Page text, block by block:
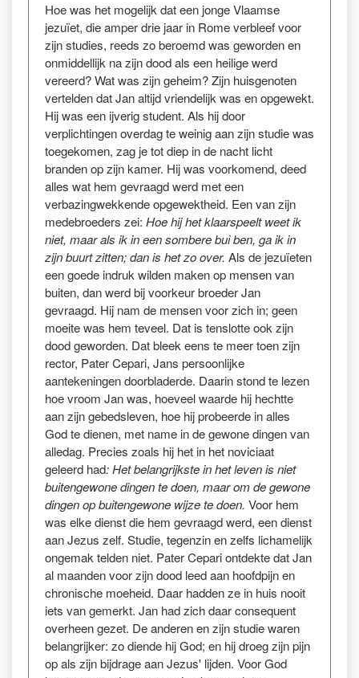
Hoe was het mogelijk dat een jonge Vlaamse
jezuïet, die amper drie jaar in Rome verbleef voor
zijn studies, reeds zo beroemd was geworden en
onmiddellijk na zijn dood als een heilige werd
vereerd? Wat was zijn geheim? Zijn huisgenoten
vertelden dat Jan altijd vriendelijk was en opgewekt.
Hij was een ijverig student. Als hij door
verplichtingen overdag te weinig aan zijn studie was
toegekomen, zag je tot diep in de nacht licht
branden op zijn kamer. Hij was voorkomend, deed
alles wat hem gevraagd werd met een
verbazingwekkende opgewektheid. Een van zijn
medebroeders zei: Hoe hij het klaarspeelt weet ik
niet, maar als ik in een sombere bui ben, ga ik in
zijn buurt zitten; dan is het zo over. Als de jezuïeten
een goede indruk wilden maken op mensen van
buiten, dan werd bij voorkeur broeder Jan
gevraagd. Hij nam de mensen voor zich in; geen
moeite was hem teveel. Dat is tenslotte ook zijn
dood geworden. Dat bleek eens te meer toen zijn
rector, Pater Cepari, Jans persoonlijke
aantekeningen doorbladerde. Daarin stond te lezen
hoe vroom Jan was, hoeveel waarde hij hechtte
aan zijn gebedsleven, hoe hij probeerde in alles
God te dienen, met name in de gewone dingen van
alledag. Precies zoals hij het in het noviciaat
geleerd had: Het belangrijkste in het leven is niet
buitengewone dingen te doen, maar om de gewone
dingen op buitengewone wijze te doen. Voor hem
was elke dienst die hem gevraagd werd, een dienst
aan Jezus zelf. Studie, tegenzin en zelfs lichamelijk
ongemak telden niet. Pater Cepari ontdekte dat Jan
al maanden voor zijn dood leed aan hoofdpijn en
chronische moeheid. Daar hadden ze in huis nooit
iets van gemerkt. Jan had zich daar consequent
overheen gezet. De anderen en zijn studie waren
belangrijker: zo diende hij God; en hij droeg zijn pijn
op als zijn bijdrage aan Jezus' lijden. Voor God